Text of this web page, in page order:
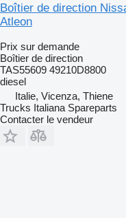
Boîtier de direction
Atleon
Prix sur demande
Boîtier de direction
TAS55609 49210D8800
diesel
Italie, Vicenza, Thiene
Trucks Italiana Spareparts
Contacter le vendeur